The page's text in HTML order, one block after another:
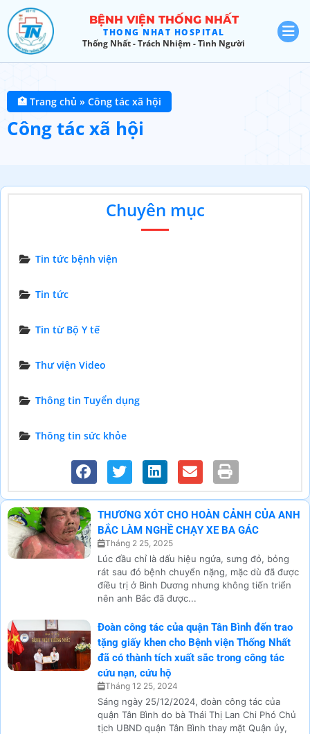
BỆNH VIỆN THỐNG NHẤT
THONG NHAT HOSPITAL
Thống Nhất - Trách Nhiệm - Tình Người
🏥 Trang chủ » Công tác xã hội
Công tác xã hội
THƯƠNG XÓT CHO HOÀN CẢNH CỦA ANH
BẮC LÀM NGHỀ CHẠY XE BA GÁC
Tháng 2 25, 2025
Lúc đầu chỉ là dấu hiệu ngứa, sưng đỏ, bỏng
rát sau đó bệnh chuyển nặng, mặc dù đã được
điều trị ở Bình Dương nhưng không tiến triển
nên anh Bắc đã được...
Đoàn công tác của quận Tân Bình đến trao
tặng giấy khen cho Bệnh viện Thống Nhất
đã có thành tích xuất sắc trong công tác
cứu nạn, cứu hộ
Tháng 12 25, 2024
Sáng ngày 25/12/2024, đoàn công tác của
quận Tân Bình do bà Thái Thị Lan Chi Phó Chủ
tịch UBND quận Tân Bình thay mặt Quận ủy,
Chuyên mục
Tin tức bệnh viện
Tin tức
Tin từ Bộ Y tế
Thư viện Video
Thông tin Tuyển dụng
Thông tin sức khỏe